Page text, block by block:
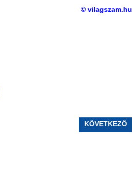
© vilagszam.hu
KÖVETKEZŐ